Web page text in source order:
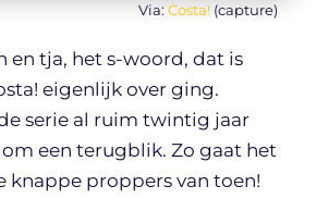
Via: Costa! (capture)
en tja, het s-woord, dat is
eigenlijk over ging.
serie al ruim twintig jaar
een terugblik. Zo gaat het
knappe proppers van toen!